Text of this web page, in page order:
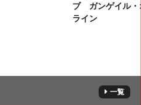
ブ ガンゲイル・
ライン
一覧